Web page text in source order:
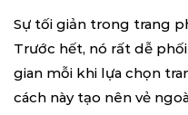
Sự tối giản trong trang
Trước hết, nó rất dễ
gian mỗi khi lựa chọn
cách này tạo nên vẻ